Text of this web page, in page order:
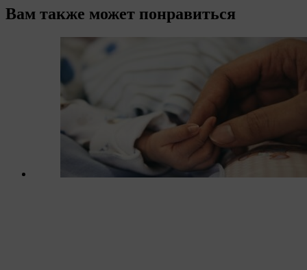
Вам также может понравиться